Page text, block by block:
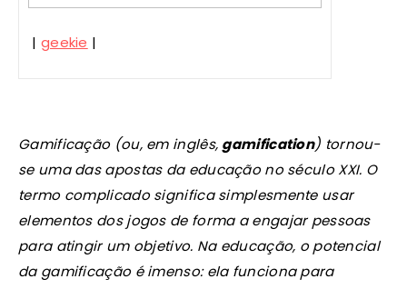
| geekie |
Gamificação (ou, em inglês, gamification) tornou-
se uma das apostas da educação no século XXI. O
termo complicado significa simplesmente usar
elementos dos jogos de forma a engajar pessoas
para atingir um objetivo. Na educação, o potencial
da gamificação é imenso: ela funciona para